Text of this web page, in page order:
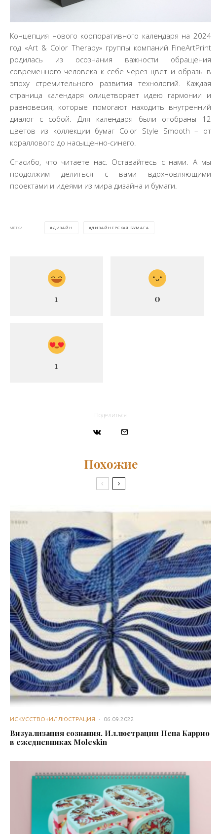
Концепция нового корпоративного календаря на 2024
год «Art & Color Therapy» группы компаний FineArtPrint
родилась из осознания важности обращения
современного человека к себе через цвет и образы в
эпоху стремительного развития технологий. Каждая
страница календаря олицетворяет идею гармонии и
равновесия, которые помогают находить внутренний
диалог с собой. Для календаря были отобраны 12
цветов из коллекции бумаг Color Style Smooth – от
кораллового до насыщенно-синего.
Спасибо, что читаете нас. Оставайтесь с нами. А мы
продолжим делиться с вами вдохновляющими
проектами и идеями из мира дизайна и бумаги.
МЕТКИ ДИЗАЙН ДИЗАЙНЕРСКАЯ БУМАГА
1 0
1
Поделиться
Похожие
ИСКУССТВО+ИЛЛЮСТРАЦИЯ · 06.09.2022
Визуализация сознания. Иллюстрации Пепа Каррио
в ежедневниках Moleskin